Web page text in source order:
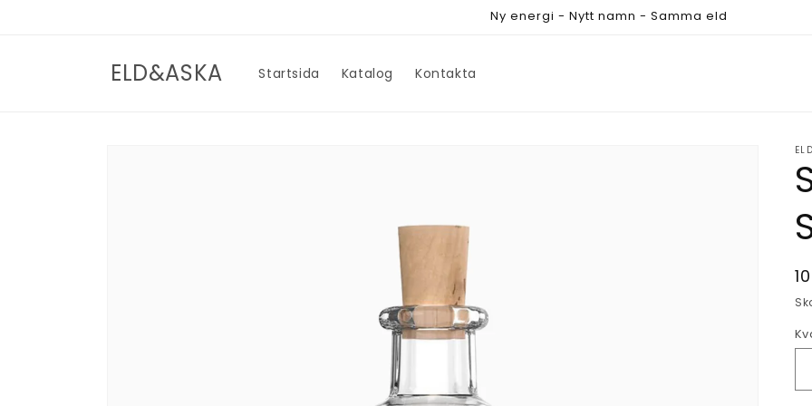
Ny energi - Nytt namn - Samma eld
ELD&ASKA Startsida Katalog Kontakta